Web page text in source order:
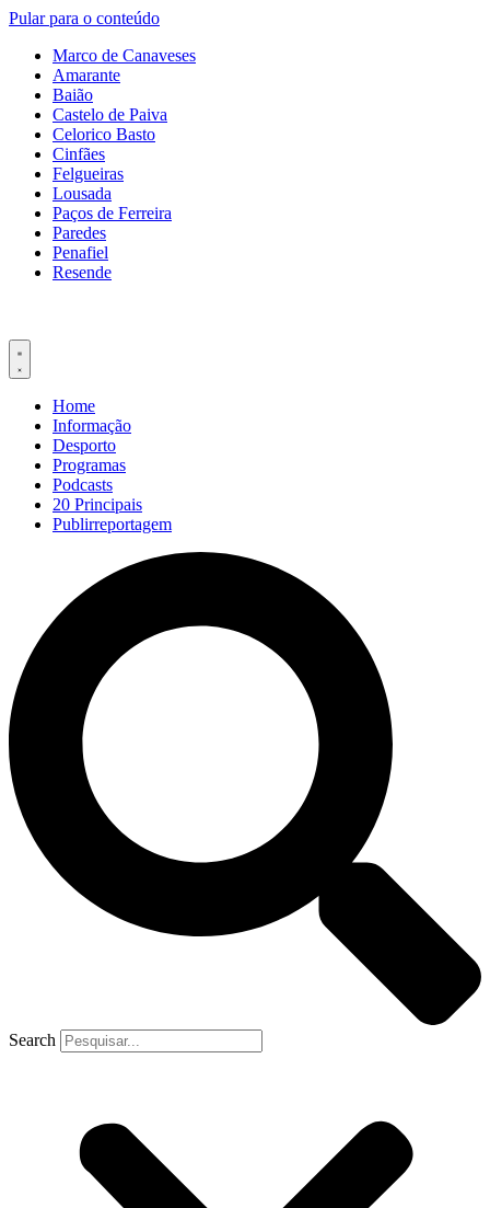
Pular para o conteúdo
Marco de Canaveses
Amarante
Baião
Castelo de Paiva
Celorico Basto
Cinfães
Felgueiras
Lousada
Paços de Ferreira
Paredes
Penafiel
Resende
Home
Informação
Desporto
Programas
Podcasts
20 Principais
Publirreportagem
Search